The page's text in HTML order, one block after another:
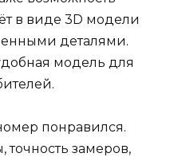
в виде 3D модели
деталями.
модель для
понравился.
точность замеров,